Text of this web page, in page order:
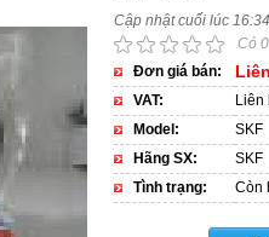
Cập nhật cuối lúc
Có
Đơn giá bán:
VAT:
Liên
Model:
SKF
Hãng SX:
SKF
Tình trạng:
Còn